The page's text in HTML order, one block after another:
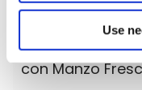
Use